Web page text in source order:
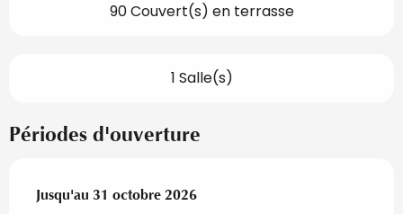
90 Couvert(s) en terrasse
1 Salle(s)
Périodes d'ouverture
Du1 février 2026au31 octobre 2026
Jusqu'au 31 octobre 2026